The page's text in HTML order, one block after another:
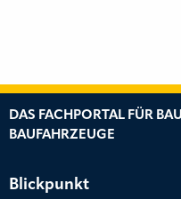
DAS FACHPORTAL FÜR
BAUFAHRZEUGE
Blickpunkt